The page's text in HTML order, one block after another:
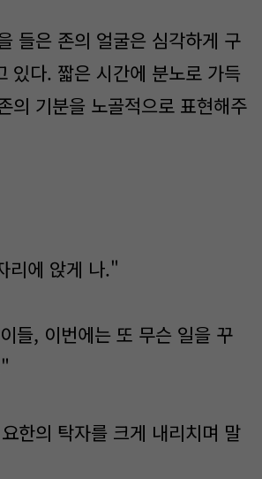
들은 존의 얼굴은 심각하게 구
있다. 짧은 시간에 분노로 가득
의 기분을 노골적으로 표현해주
리에 앉게 나."
들, 이번에는 또 무슨 일을 꾸
한의 탁자를 크게 내리치며 말